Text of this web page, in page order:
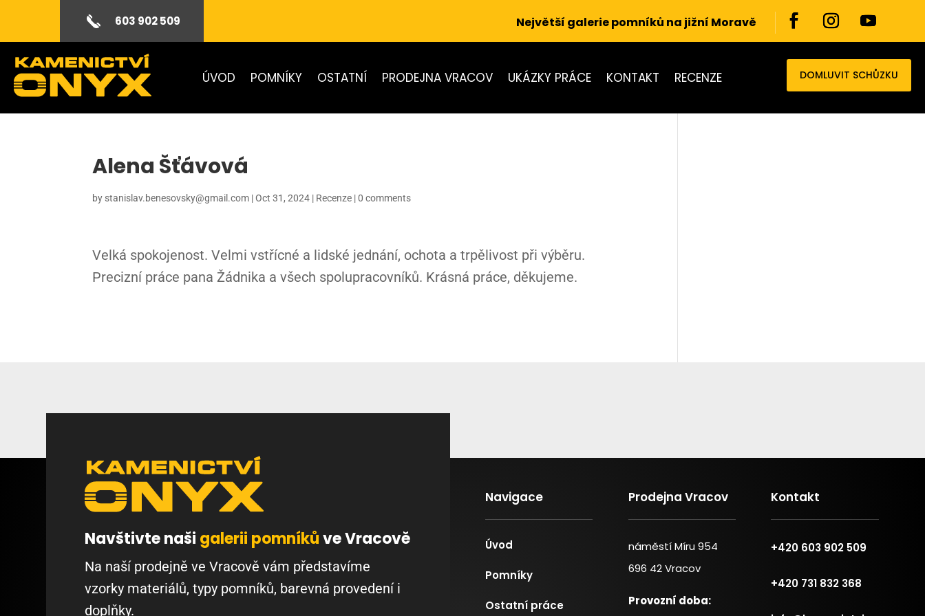
603 902 509 Největší galerie pomníků na jižní Moravě
ÚVOD POMNÍKY OSTATNÍ PRODEJNA VRACOV UKÁZKY PRÁCE KONTAKT RECENZE DOMLUVIT SCHŮZKU
Alena Šťávová
by stanislav.benesovsky@gmail.com |Oct 31, 2024 | Recenze |0 comments
Velká spokojenost. Velmi vstřícné a lidské jednání, ochota a trpělivost při výběru.
Precizní práce pana Žádnika a všech spolupracovníků. Krásná práce, děkujeme.
Navštivte naši galerii pomníkůve Vracově
Na naší prodejně ve Vracově vám představíme
vzorky materiálů, typy pomníků, barevná provedení i
doplňky.
Navigace
Úvod
Pomníky
Ostatní práce
Prodejna Vracov
náměstí Míru 954
696 42 Vracov
Provozní doba:
Kontakt
+420 603 902 509
+420 731 832 368